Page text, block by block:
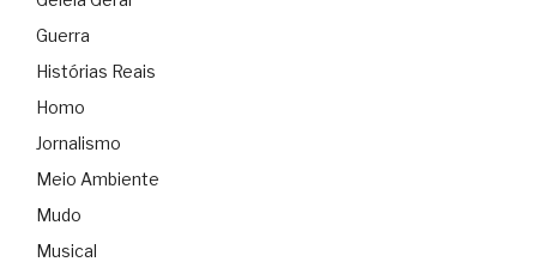
Guerra
Histórias Reais
Homo
Jornalismo
Meio Ambiente
Mudo
Musical